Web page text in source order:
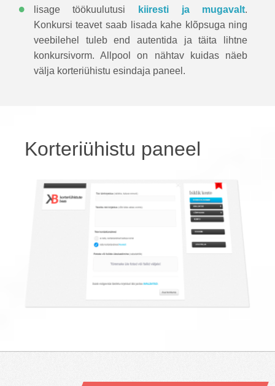
• lisage töökuulutusi kiiresti ja mugavalt.
Konkursi teavet saab lisada kahe klõpsuga ning
veebilehel tuleb end autentida ja täita lihtne
konkursivorm. Allpool on nähtav kuidas näeb
välja korteriühistu esindaja paneel.
Korteriühistu paneel